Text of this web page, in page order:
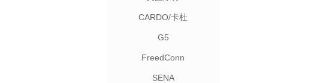
CARDO/卡杜
G5
FreedConn
SENA